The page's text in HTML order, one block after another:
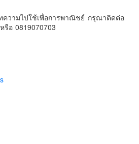
ความไปใช้เพื่อการพาณิชย์ กรุณาติดต่อ
รือ 0819070703